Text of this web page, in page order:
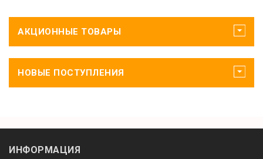
АКЦИОННЫЕ ТОВАРЫ
НОВЫЕ ПОСТУПЛЕНИЯ
ИНФОРМАЦИЯ